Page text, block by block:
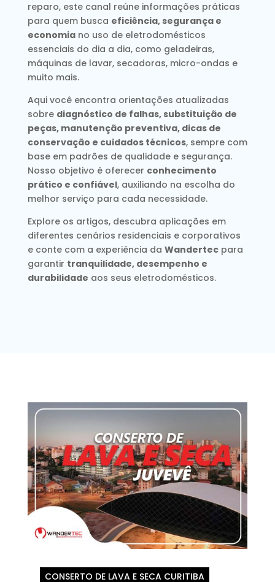
reparo, este canal reúne informações práticas
para quem busca eficiência, segurança e
economiano uso de eletrodomésticos
essenciais do dia a dia, como geladeiras,
máquinas de lavar, secadoras, micro-ondas e
muito mais.
Aqui você encontra orientações atualizadas
sobre diagnóstico de falhas, substituição de
peças, manutenção preventiva, dicas de
conservação e cuidados técnicos, sempre com
base em padrões de qualidade e segurança.
Nosso objetivo é oferecer conhecimento
prático e confiável, auxiliando na escolha do
melhor serviço para cada necessidade.
Explore os artigos, descubra aplicações em
diferentes cenários residenciais e corporativos
e conte com a experiência da Wandertecpara
garantir tranquilidade, desempenho e
durabilidade aos seus eletrodomésticos.
CONSERTO DE LAVA E SECA CURITIBA